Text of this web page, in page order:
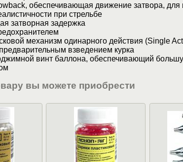
обеспечивающая движение затвора, для
при стрельбе
затворная задержка
механизм одинарного действия (Single
взведением курка
винт баллона, обеспечивающий
вы можете приобрести